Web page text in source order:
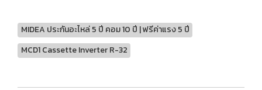
MIDEA ประกันอะไหล่ 5 ปี คอม 10 ปี | ฟรีค่าแรง 5 ปี
MCD1 Cassette Inverter R-32